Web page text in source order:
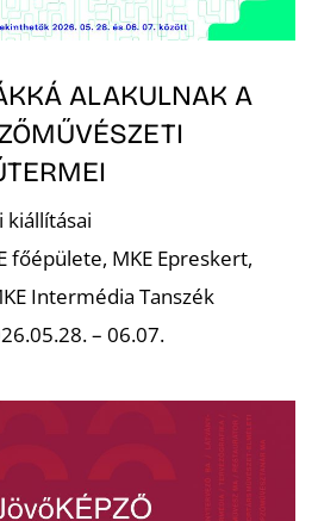
ALAKULNAK A
kiállításai
főépülete, MKE Epreskert,
Intermédia Tanszék
– 06.07.